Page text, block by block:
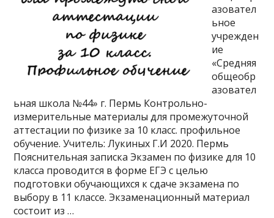
азовател
ьное
учрежден
ие
«Средняя
общеобр
азовател
ьная школа №44» г. Пермь Контрольно-
измерительные материалы для промежуточной
аттестации по физике за 10 класс. профильное
обучение. Учитель: Лукиных Г.И 2020. Пермь
Пояснительная записка Экзамен по физике для 10
класса проводится в форме ЕГЭ с целью
подготовки обучающихся к сдаче экзамена по
выбору в 11 классе. Экзаменационный материал
состоит из …